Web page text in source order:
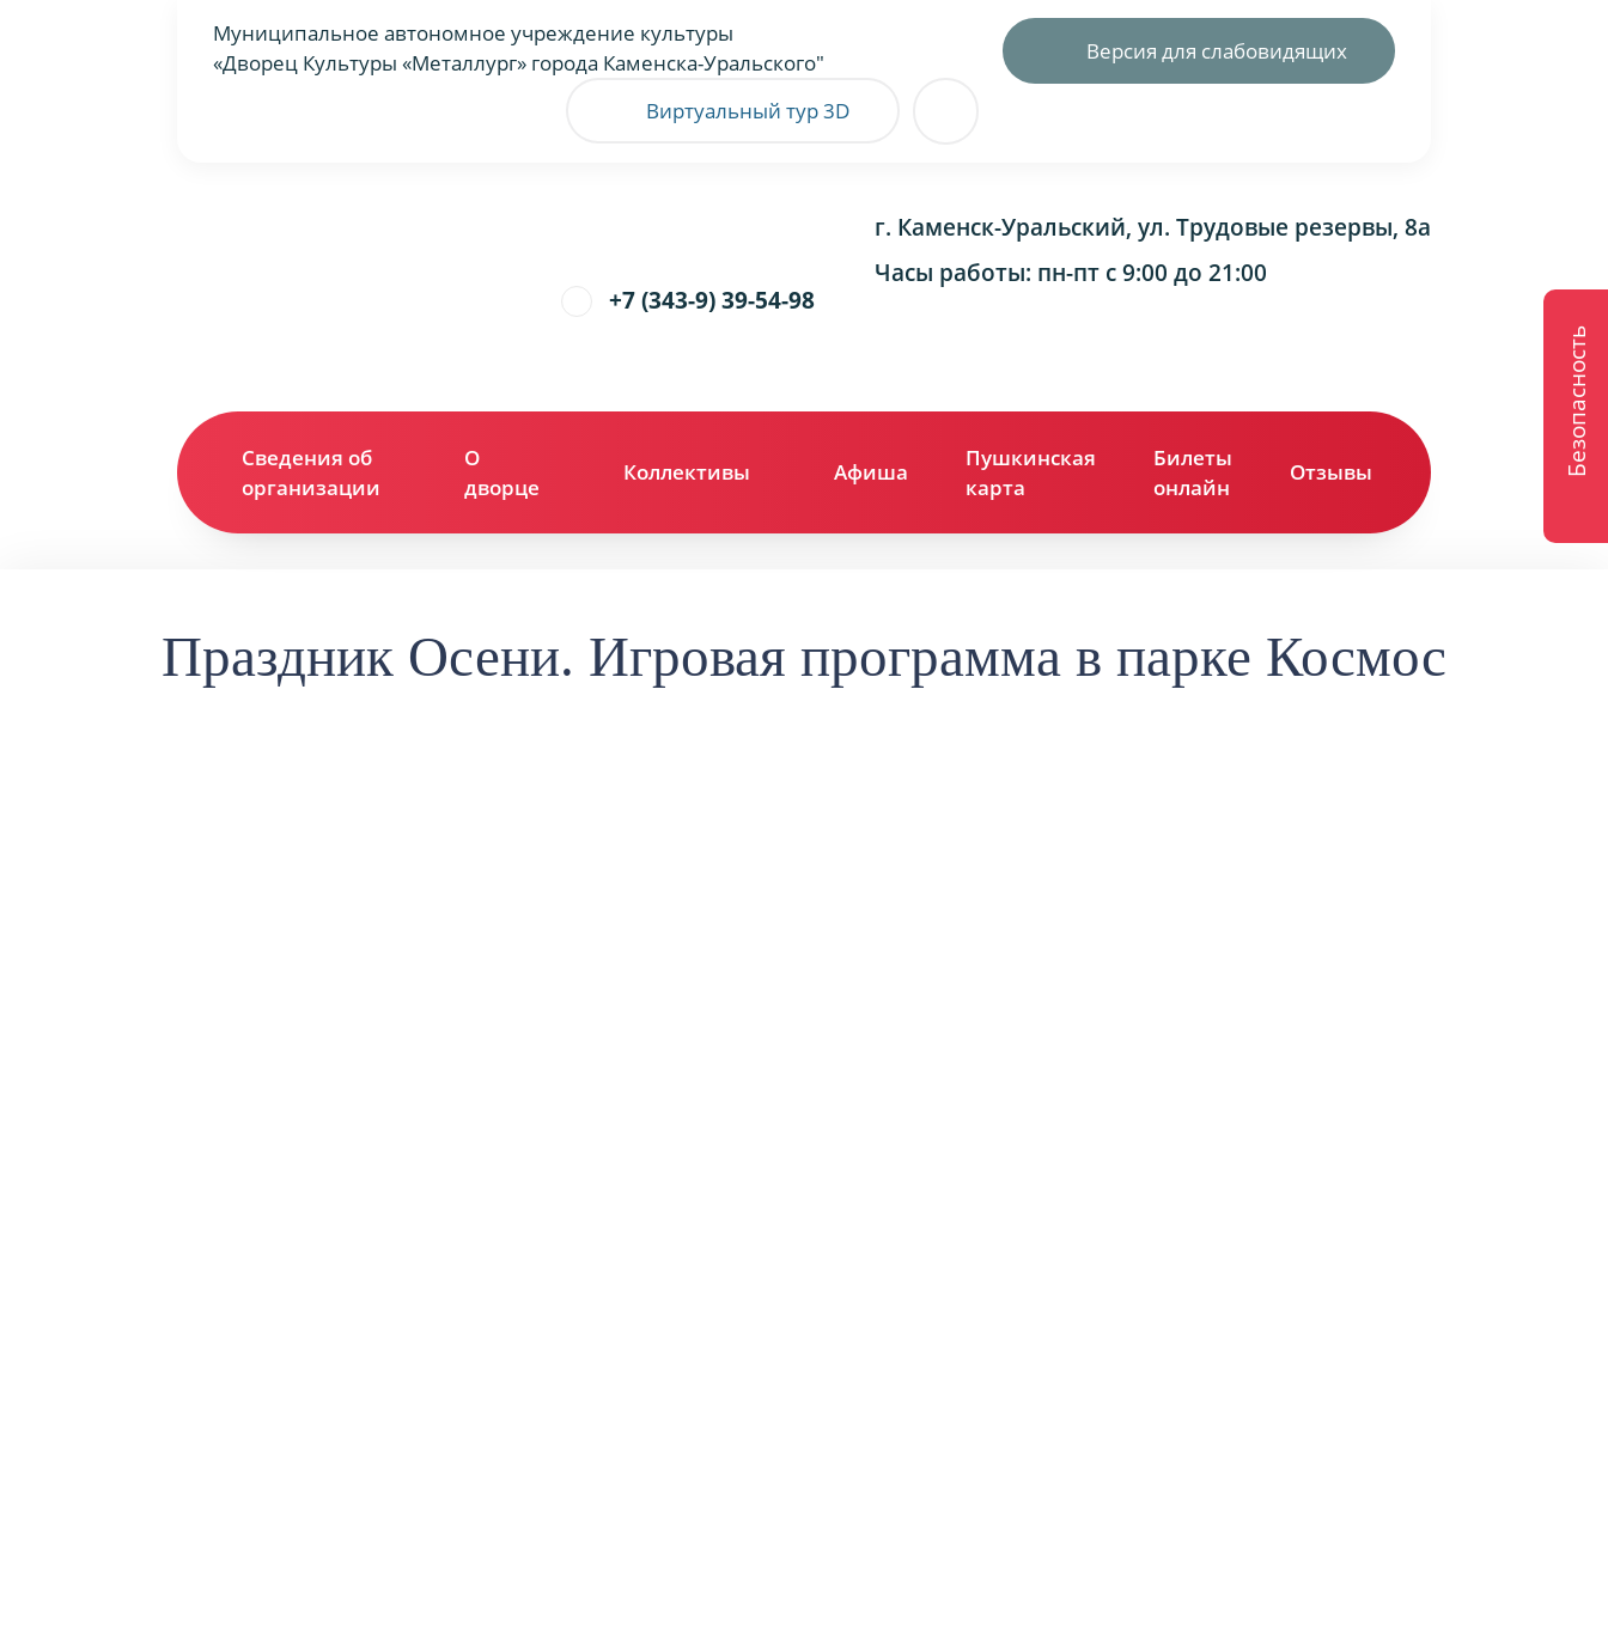
Муниципальное автономное учреждение культуры
«Дворец Культуры «Металлург» города Каменска-Уральского"
Версия для слабовидящих
Виртуальный тур 3D
г. Каменск-Уральский, ул. Трудовые резервы, 8а
Часы работы: пн-пт с 9:00 до 21:00
+7 (343-9) 39-54-98
Сведения об
организации
О
дворце
Коллективы Афиша
Пушкинская
карта
Билеты
онлайн
Отзывы Контакты
Праздник Осени. Игровая программа в парке Космос
Безопасность